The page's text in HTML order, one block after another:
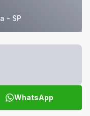
- SP
WhatsApp